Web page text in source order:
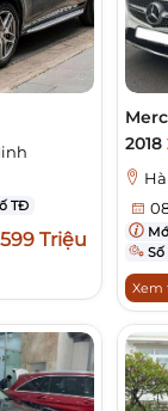
TĐ
599 Triệu
2018
Số
Xem